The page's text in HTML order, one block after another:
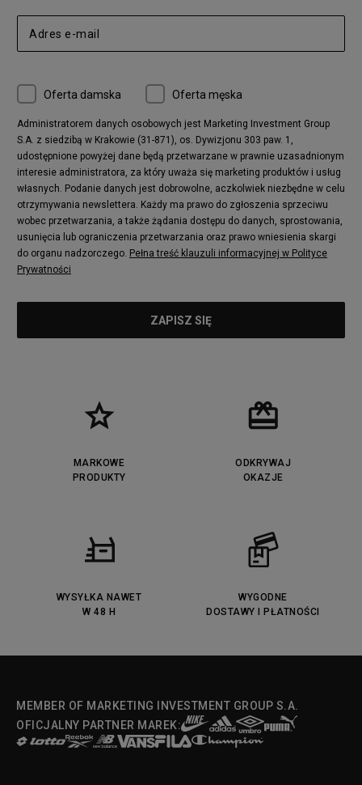
Oferta damska Oferta męska
Administratorem danych osobowych jest Marketing Investment Group
S.A. z siedzibą w Krakowie (31-871), os. Dywizjonu 303 paw. 1,
udostępnione powyżej dane będą przetwarzane w prawnie uzasadnionym
interesie administratora, za który uważa się marketing produktów i usług
własnych. Podanie danych jest dobrowolne, aczkolwiek niezbędne w celu
otrzymywania newslettera. Każdy ma prawo do zgłoszenia sprzeciwu
wobec przetwarzania, a także żądania dostępu do danych, sprostowania,
usunięcia lub ograniczenia przetwarzania oraz prawo wniesienia skargi
do organu nadzorczego. Pełna treść klauzuli informacyjnej w Polityce
Prywatności
MARKOWE
PRODUKTY
ODKRYWAJ
OKAZJE
WYSYŁKA NAWET
W 48 H
WYGODNE
DOSTAWY I PŁATNOŚCI
MEMBER OF MARKETING INVESTMENT GROUP S.A.
OFICJALNY PARTNER MAREK: